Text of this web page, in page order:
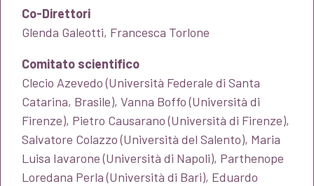
Co-Direttori
Glenda Galeotti, Francesca Torlone
Comitato scientifico
Clecio Azevedo (Università Federale di Santa
Catarina, Brasile), Vanna Boffo (Università di
Firenze), Pietro Causarano (Università di Firenze),
Salvatore Colazzo (Università del Salento), Maria
Luisa Iavarone (Università di Napoli), Parthenope
Loredana Perla (Università di Bari), Eduardo